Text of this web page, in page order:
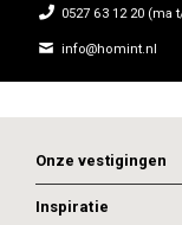
0527 63 12 20 (ma
info@homint.nl
Onze vestigingen
Inspiratie